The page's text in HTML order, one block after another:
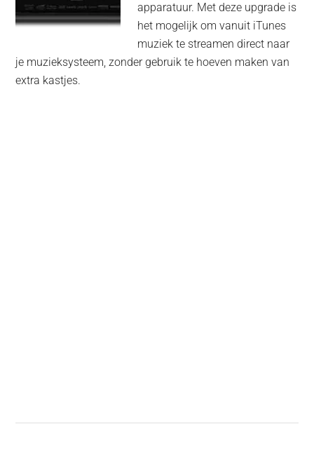
apparatuur. Met deze upgrade is
het mogelijk om vanuit iTunes
muziek te streamen direct naar
je muzieksysteem, zonder gebruik te hoeven maken van
extra kastjes.